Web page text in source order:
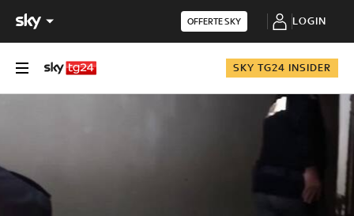
OFFERTE SKY LOGIN
SKY TG24 INSIDER